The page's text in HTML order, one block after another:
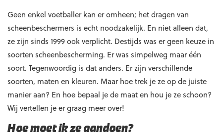
Geen enkel voetballer kan er omheen; het dragen van
scheenbeschermers is echt noodzakelijk. En niet alleen dat,
ze zijn sinds 1999 ook verplicht. Destijds was er geen keuze in
soorten scheenbescherming. Er was simpelweg maar één
soort. Tegenwoordig is dat anders. Er zijn verschillende
soorten, maten en kleuren. Maar hoe trek je ze op de juiste
manier aan? En hoe bepaal je de maat en hou je ze schoon?
Wij vertellen je er graag meer over!
Hoe moet ik ze aandoen?